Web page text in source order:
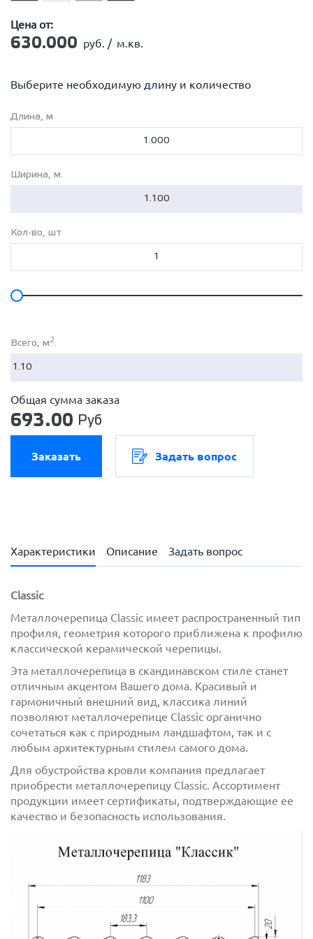
Цена от:
630.000 руб. / м.кв.
Выберите необходимую длину и количество
Длина, м
Ширина, м.
Кол-во, шт
Всего, м 2.
Общая сумма заказа
693.00 Руб
Заказать Задать вопрос
Характеристики Описание Задать вопрос
Classic
Металлочерепица Classic имеет распространенный тип
профиля, геометрия которого приближена к профилю
классической керамической черепицы.
Эта металлочерепица в скандинавском стиле станет
отличным акцентом Вашего дома. Красивый и
гармоничный внешний вид, классика линий
позволяют металлочерепице Classic органично
сочетаться как с природным ландшафтом, так и с
любым архитектурным стилем самого дома.
Для обустройства кровли компания предлагает
приобрести металлочерепицу Classic. Ассортимент
продукции имеет сертификаты, подтверждающие ее
качество и безопасность использования.